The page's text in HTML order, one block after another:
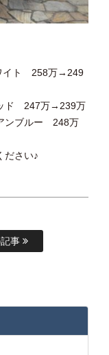
ト 258万→249
ド 247万→239万
ブルー 248万
ださい♪
事